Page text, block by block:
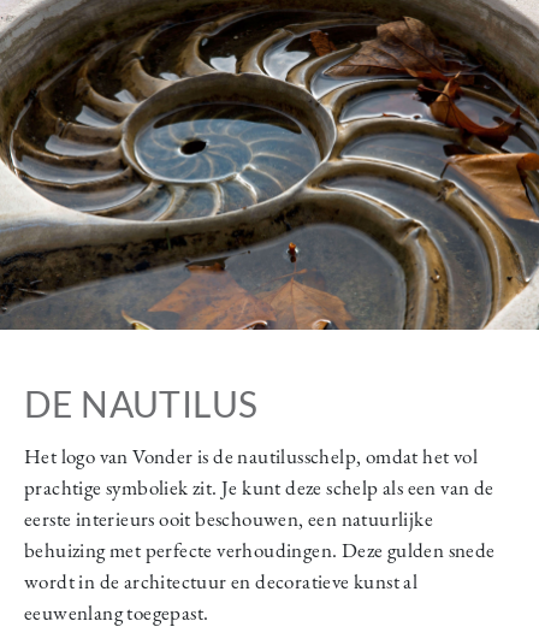
Image
DE NAUTILUS
Het logo van Vonder is de nautilusschelp, omdat het vol
prachtige symboliek zit. Je kunt deze schelp als een van de
eerste interieurs ooit beschouwen, een natuurlijke
behuizing met perfecte verhoudingen. Deze gulden snede
wordt in de architectuur en decoratieve kunst al
eeuwenlang toegepast.